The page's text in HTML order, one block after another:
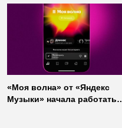
«Моя волна» от «Яндекс
Музыки» начала работать